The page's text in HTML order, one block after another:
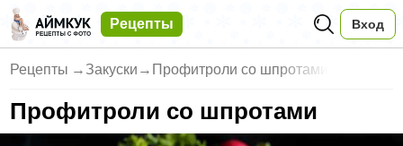
Рецепты Вход
Рецепты → Закуски → Профитроли со шпротами
Профитроли со шпротами